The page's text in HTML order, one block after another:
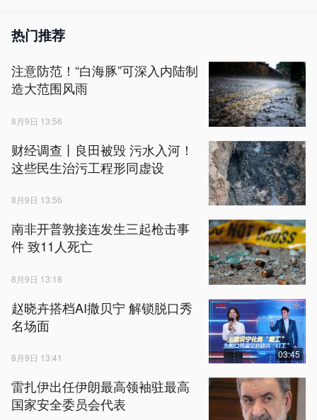
热门推荐
注意防范！“白海豚”可深入内陆制
造大范围风雨
8月9日 13:56
财经调查丨良田被毁 污水入河！
这些民生治污工程形同虚设
8月9日 13:56
南非开普敦接连发生三起枪击事
件 致11人死亡
8月9日 13:18
赵晓卉搭档AI撒贝宁 解锁脱口秀
名场面
8月9日 13:41 03:45
雷扎伊出任伊朗最高领袖驻最高
国家安全委员会代表